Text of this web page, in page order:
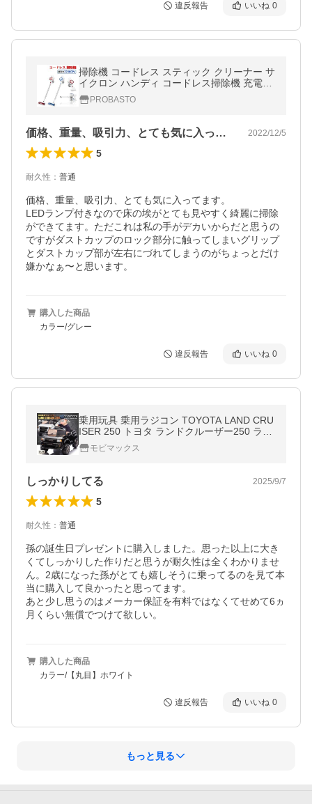
違反報告 いいね 0
掃除機 コードレス スティック クリーナー サ
イクロン ハンディ コードレス掃除機 充電式
クリーナー 強力吸引 22000Pa
PROBASTO
価格、重量、吸引力、とても気に入ってま… 2022/12/5
5
耐久性 ： 普通
価格、重量、吸引力、とても気に入ってます。
LEDランプ付きなので床の埃がとても見やすく綺麗に掃除
ができてます。ただこれは私の手がデカいからだと思うの
ですがダストカップのロック部分に触ってしまいグリップ
とダストカップ部が左右にづれてしまうのがちょっとだけ
嫌かなぁ〜と思います。
購入した商品
カラー/グレー
違反報告 いいね 0
乗用玩具 乗用ラジコン TOYOTA LAND CRU
ISER 250 トヨタ ランドクルーザー250 ラン
クル 2WD 12V4.5Ah 後輪サス 電動ラジコン
カー電動乗用玩具 乗用ラジコンカー
モビマックス
しっかりしてる 2025/9/7
5
耐久性 ： 普通
孫の誕生日プレゼントに購入しました。思った以上に大き
くてしっかりした作りだと思うが耐久性は全くわかりませ
ん。2歳になった孫がとても嬉しそうに乗ってるのを見て本
当に購入して良かったと思ってます。
あと少し思うのはメーカー保証を有料ではなくてせめて6ヵ
月くらい無償でつけて欲しい。
購入した商品
カラー/【丸目】ホワイト
違反報告 いいね 0
もっと見る